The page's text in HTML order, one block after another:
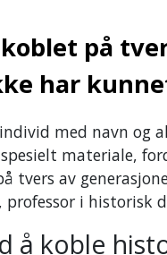
på
har
med navn og
materiale,
tvers av
, professor i historisk
å koble